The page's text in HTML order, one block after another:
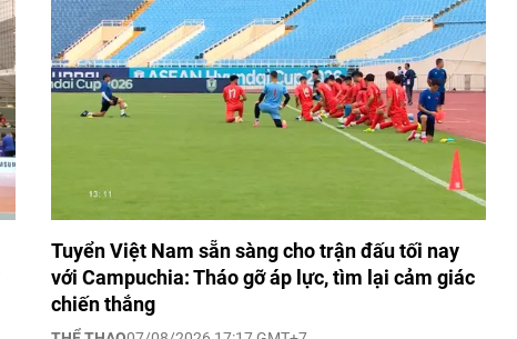
Tuyển Việt Nam sẵn sàng cho trận đấu tối nay
với Campuchia: Tháo gỡ áp lực, tìm lại cảm giác
chiến thắng